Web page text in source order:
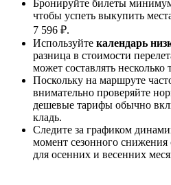
Бронируйте билеты
чтобы успеть выкупить
7 596 ₽.
Используйте календарь
разница в стоимости
может составлять несколько
Поскольку на маршруте
внимательно проверяйте
дешевые тарифы обычно
кладь.
Следите за графиком
момент сезонного снижения
для осенних и весенних